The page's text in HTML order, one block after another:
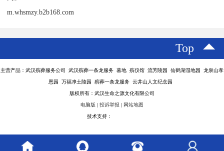
m.whsmzy.b2b168.com
Top
主营产品：武汉殡葬服务公司 武汉殡葬一条龙服务 墓地 殡仪馆 流芳陵园 仙鹤湖湿地园 龙泉山孝
恩园 万福净土陵园 殡葬一条龙服务 云井山人文纪念园
版权所有：武汉生命之源文化有限公司
电脑版 | 投诉举报 | 网站地图
技术支持：